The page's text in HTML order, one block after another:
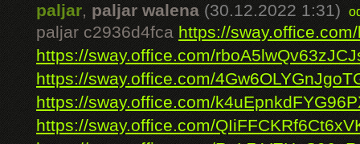
paljar, paljar walena (30.12.2022 1:31)
paljar c2936d4fca https://
https://sway.office.com/
https://sway.office.com/
https://sway.office.com/
https://sway.office.com/